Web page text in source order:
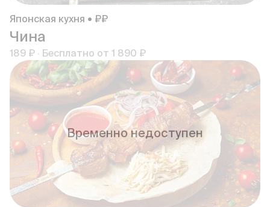
Японская кухня • ₽₽
Чина
189 ₽ · Бесплатно от 1 890 ₽
Временно недоступен